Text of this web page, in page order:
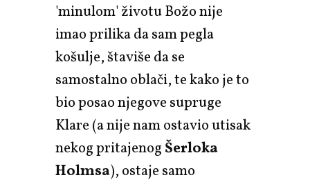
'minulom' životu Božo nije
imao prilika da sam pegla
košulje, štaviše da se
samostalno oblači, te kako je to
bio posao njegove supruge
Klare (a nije nam ostavio utisak
nekog pritajenogŠerloka
Holmsa), ostaje samo